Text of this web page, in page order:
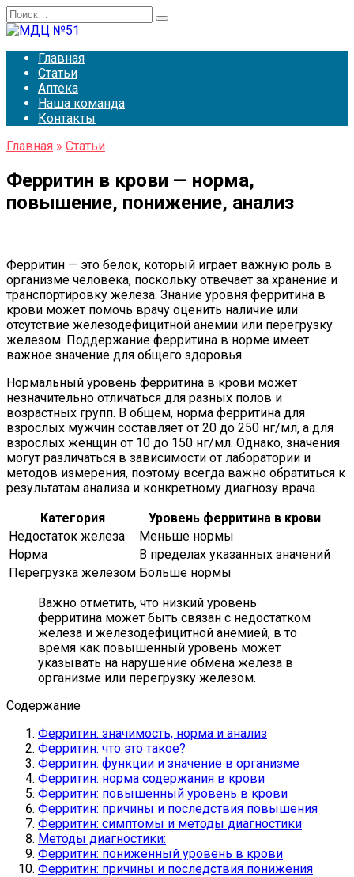
Перейти
к
Search
for:
Главная
Статьи
Аптека
Наша команда
Контакты
Главная » Статьи
Ферритин в крови — норма,
повышение, понижение, анализ
Ферритин — это белок, который играет важную роль в
организме человека, поскольку отвечает за хранение и
транспортировку железа. Знание уровня ферритина в
крови может помочь врачу оценить наличие или
отсутствие железодефицитной анемии или перегрузку
железом. Поддержание ферритина в норме имеет
важное значение для общего здоровья.
Нормальный уровень ферритина в крови может
незначительно отличаться для разных полов и
возрастных групп. В общем, норма ферритина для
взрослых мужчин составляет от 20 до 250 нг/мл, а для
взрослых женщин от 10 до 150 нг/мл. Однако, значения
могут различаться в зависимости от лаборатории и
методов измерения, поэтому всегда важно обратиться к
результатам анализа и конкретному диагнозу врача.
Категория
Уровень ферритина в крови
Недостаток железа
Меньше нормы
Норма
В пределах указанных значений
Перегрузка железом Больше нормы
Важно отметить, что низкий уровень
ферритина может быть связан с недостатком
железа и железодефицитной анемией, в то
время как повышенный уровень может
указывать на нарушение обмена железа в
организме или перегрузку железом.
Содержание
Ферритин: значимость, норма и анализ
Ферритин: что это такое?
Ферритин: функции и значение в организме
Ферритин: норма содержания в крови
Ферритин: повышенный уровень в крови
Ферритин: причины и последствия повышения
Ферритин: симптомы и методы диагностики
Методы диагностики:
Ферритин: пониженный уровень в крови
Ферритин: причины и последствия понижения